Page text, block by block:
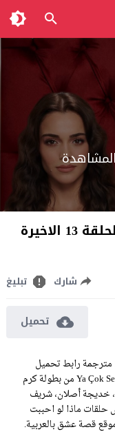
شارك تبليغ
تحميل
مشاهدة مسلسل ماذا لو احببت كثيرا الحلقة 13 مترجمة رابط تحميل
الحلقة 13 من ماذا لو أحببت كثيراً Ya Çok Seversen EP13 من بطولة كرم
خديجة أصلان، شريف
حلقات ماذا لو احببت